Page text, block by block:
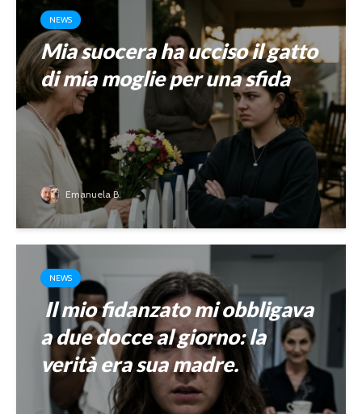
NEWS
Mia suocera ha ucciso il gatto
di mia moglie per una sfida
Emanuela B.
NEWS
Il mio fidanzato mi obbligava
a due docce al giorno: la
verità era sua madre.